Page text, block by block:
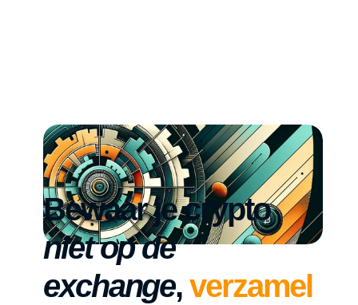
Bewaar je crypto
niet op de
exchange, verzamel